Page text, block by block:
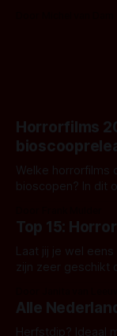
Horrorfilms
Welke horrorfilms
bioscopen? In dit
Top 15:
Laat jij je wel
zijn zeer geschikt
Alle
Herfstdip? Ideaal